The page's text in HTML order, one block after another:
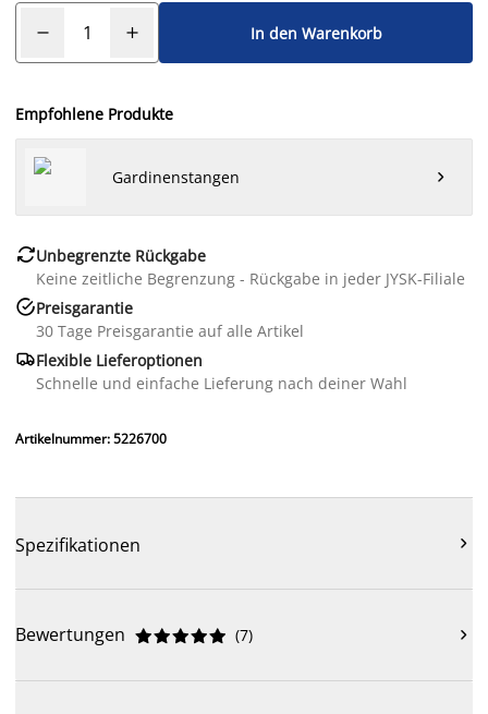
In den Warenkorb
Empfohlene Produkte
Gardinenstangen 
Unbegrenzte Rückgabe
Keine zeitliche Begrenzung - Rückgabe in jeder JYSK-Filiale
Preisgarantie
30 Tage Preisgarantie auf alle Artikel
Flexible Lieferoptionen
Schnelle und einfache Lieferung nach deiner Wahl
Artikelnummer: 5226700
Spezifikationen 
Bewertungen 




 (7) 